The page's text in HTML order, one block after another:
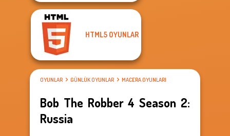
HTML5 OYUNLAR
OYUNLAR GÜNLÜK OYUNLAR MACERA OYUNLARI
Bob The Robber 4 Season 2:
Russia